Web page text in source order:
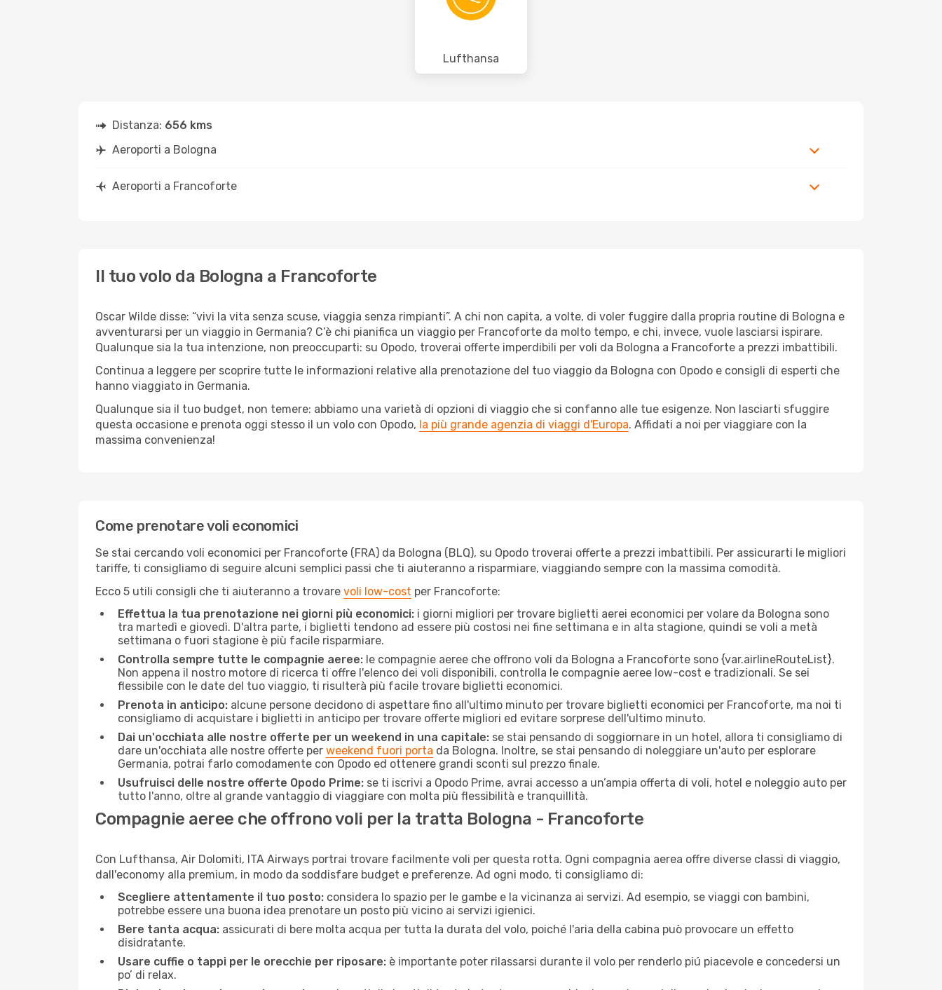
Lufthansa
Distanza: 656 kms
Aeroporti a Bologna
Aeroporti a Francoforte
Il tuo volo da Bologna a Francoforte
Oscar Wilde disse: “vivi la vita senza scuse, viaggia senza rimpianti”. A chi non capita, a volte, di voler fuggire dalla propria routine di Bologna e
avventurarsi per un viaggio in Germania? C’è chi pianifica un viaggio per Francoforte da molto tempo, e chi, invece, vuole lasciarsi ispirare.
Qualunque sia la tua intenzione, non preoccuparti: su Opodo, troverai offerte imperdibili per voli da Bologna a Francoforte a prezzi imbattibili.
Continua a leggere per scoprire tutte le informazioni relative alla prenotazione del tuo viaggio da Bologna con Opodo e consigli di esperti che
hanno viaggiato in Germania.
Qualunque sia il tuo budget, non temere: abbiamo una varietà di opzioni di viaggio che si confanno alle tue esigenze. Non lasciarti sfuggire
questa occasione e prenota oggi stesso il un volo con Opodo, la più grande agenzia di viaggi d'Europa. Affidati a noi per viaggiare con la
massima convenienza!
Come prenotare voli economici
Se stai cercando voli economici per Francoforte (FRA) da Bologna (BLQ), su Opodo troverai offerte a prezzi imbattibili. Per assicurarti le migliori
tariffe, ti consigliamo di seguire alcuni semplici passi che ti aiuteranno a risparmiare, viaggiando sempre con la massima comodità.
Ecco 5 utili consigli che ti aiuteranno a trovare voli low-cost per Francoforte:
Effettua la tua prenotazione nei giorni più economici: i giorni migliori per trovare biglietti aerei economici per volare da Bologna sono
tra martedì e giovedì. D'altra parte, i biglietti tendono ad essere più costosi nei fine settimana e in alta stagione, quindi se voli a metà
settimana o fuori stagione è più facile risparmiare.
Controlla sempre tutte le compagnie aeree: le compagnie aeree che offrono voli da Bologna a Francoforte sono {​var.airlineRouteList}.
Non appena il nostro motore di ricerca ti offre l'elenco dei voli disponibili, controlla le compagnie aeree low-cost e tradizionali. Se sei
flessibile con le date del tuo viaggio, ti risulterà più facile trovare biglietti economici.
Prenota in anticipo: alcune persone decidono di aspettare fino all'ultimo minuto per trovare biglietti economici per Francoforte, ma noi ti
consigliamo di acquistare i biglietti in anticipo per trovare offerte migliori ed evitare sorprese dell'ultimo minuto.
Dai un'occhiata alle nostre offerte per un weekend in una capitale: se stai pensando di soggiornare in un hotel, allora ti consigliamo di
dare un'occhiata alle nostre offerte per weekend fuori porta da Bologna. Inoltre, se stai pensando di noleggiare un'auto per esplorare
Germania, potrai farlo comodamente con Opodo ed ottenere grandi sconti sul prezzo finale.
Usufruisci delle nostre offerte Opodo Prime: se ti iscrivi a Opodo Prime, avrai accesso a un’ampia offerta di voli, hotel e noleggio auto per
tutto l'anno, oltre al grande vantaggio di viaggiare con molta più flessibilità e tranquillità.
Compagnie aeree che offrono voli per la tratta Bologna - Francoforte
Con Lufthansa, Air Dolomiti, ITA Airways portrai trovare facilmente voli per questa rotta. Ogni compagnia aerea offre diverse classi di viaggio,
dall'economy alla premium, in modo da soddisfare budget e preferenze. Ad ogni modo, ti consigliamo di:
Scegliere attentamente il tuo posto: considera lo spazio per le gambe e la vicinanza ai servizi. Ad esempio, se viaggi con bambini,
potrebbe essere una buona idea prenotare un posto più vicino ai servizi igienici.
Bere tanta acqua: assicurati di bere molta acqua per tutta la durata del volo, poiché l'aria della cabina può provocare un effetto
disidratante.
Usare cuffie o tappi per le orecchie per riposare: è importante poter rilassarsi durante il volo per renderlo piú piacevole e concedersi un
po’ di relax.